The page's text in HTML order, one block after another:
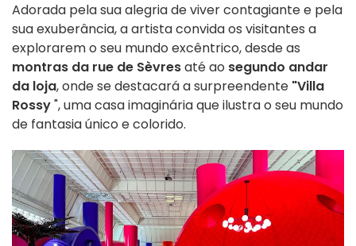
Adorada pela sua alegria de viver contagiante e pela
sua exuberância, a artista convida os visitantes a
explorarem o seu mundo excêntrico, desde as
montras da rue de Sèvresaté ao segundo andar
da loja, onde se destacará a surpreendente "Villa
Rossy", uma casa imaginária que ilustra o seu mundo
de fantasia único e colorido.